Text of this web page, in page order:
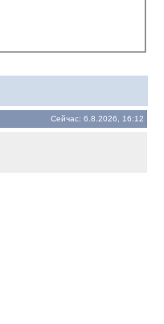
Сейчас: 6.8.2026, 16:12